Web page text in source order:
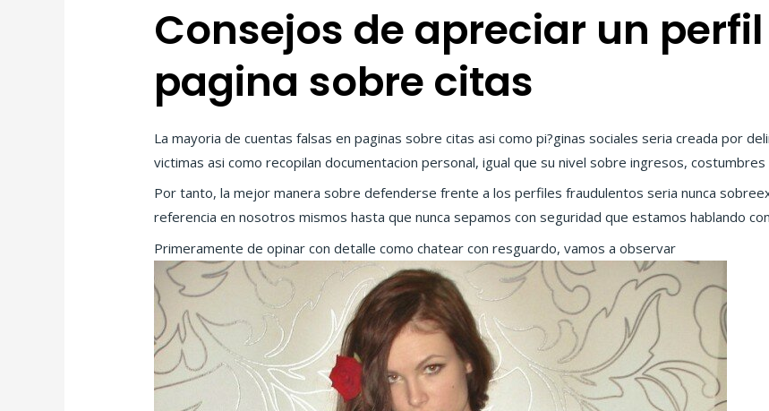
Consejos de apreciar un
pagina sobre citas
La mayoria de cuentas falsas en paginas sobre citas asi­ como pi?ginas sociales seri­a creada por
victimas asi­ como recopilan documentacion personal, igual que su nivel sobre ingresos,
Por tanto, la mejor manera sobre defenderse frente a los perfiles fraudulentos seri­a nunca
referencia en nosotros mismos hasta que nunca sepamos con seguridad que estamos hablando
Primeramente de opinar con detalle como chatear con resguardo, vamos a observar